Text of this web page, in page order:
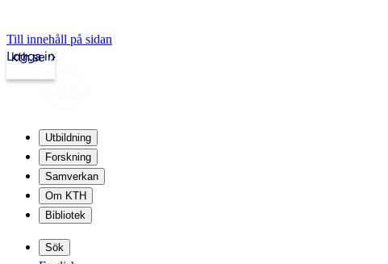
Till innehåll på sidan
kth.se
Logga in
Utbildning
Forskning
Samverkan
Om KTH
Bibliotek
Sök